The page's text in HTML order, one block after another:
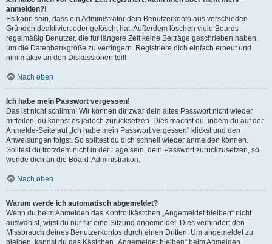
anmelden?!
Es kann sein, dass ein Administrator dein Benutzerkonto aus verschieden
Gründen deaktiviert oder gelöscht hat. Außerdem löschen viele Boards
regelmäßig Benutzer, die für längere Zeit keine Beiträge geschrieben haben,
um die Datenbankgröße zu verringern. Registriere dich einfach erneut und
nimm aktiv an den Diskussionen teil!
Nach oben
Ich habe mein Passwort vergessen!
Das ist nicht schlimm! Wir können dir zwar dein altes Passwort nicht wieder
mitteilen, du kannst es jedoch zurücksetzen. Dies machst du, indem du auf der
Anmelde-Seite auf „Ich habe mein Passwort vergessen“ klickst und den
Anweisungen folgst. So solltest du dich schnell wieder anmelden können.
Solltest du trotzdem nicht in der Lage sein, dein Passwort zurückzusetzen, so
wende dich an die Board-Administration.
Nach oben
Warum werde ich automatisch abgemeldet?
Wenn du beim Anmelden das Kontrollkästchen „Angemeldet bleiben“ nicht
auswählst, wirst du nur für eine Sitzung angemeldet. Dies verhindert den
Missbrauch deines Benutzerkontos durch einen Dritten. Um angemeldet zu
bleiben, kannst du das Kästchen „Angemeldet bleiben“ beim Anmelden